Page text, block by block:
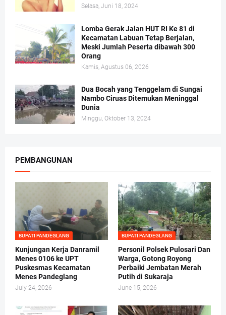
Selasa, Juni 18, 2024
Lomba Gerak Jalan HUT RI Ke 81 di
Kecamatan Labuan Tetap Berjalan,
Meski Jumlah Peserta dibawah 300
Orang
Kamis, Agustus 06, 2026
Dua Bocah yang Tenggelam di Sungai
Nambo Ciruas Ditemukan Meninggal
Dunia
Minggu, Oktober 13, 2024
PEMBANGUNAN
BUPATI PANDEGLANG
Kunjungan Kerja Danramil
Menes 0106 ke UPT
Puskesmas Kecamatan
Menes Pandeglang
July 24, 2026
BUPATI PANDEGLANG
Personil Polsek Pulosari Dan
Warga, Gotong Royong
Perbaiki Jembatan Merah
Putih di Sukaraja
June 15, 2026